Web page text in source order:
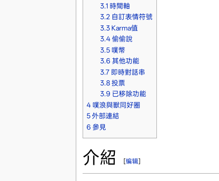
3.1 時間軸
3.2 自訂表情符號
3.3Karma值
3.4偷偷說
3.5 噗幣
3.6 其他功能
3.7 即時對話串
3.8投票
3.9 已移除功能
4 噗浪與獸同好圈
5 外部連結
6 參見
介紹 [编辑]